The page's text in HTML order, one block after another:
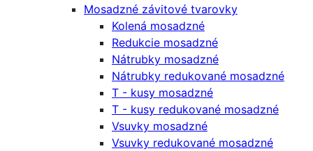
Mosadzné závitové tvarovky
Kolená mosadzné
Redukcie mosadzné
Nátrubky mosadzné
Nátrubky redukované mosadzné
T - kusy mosadzné
T - kusy redukované mosadzné
Vsuvky mosadzné
Vsuvky redukované mosadzné